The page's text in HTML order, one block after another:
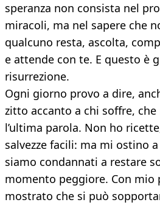
speranza non consista nel
miracoli, ma nel sapere che
qualcuno resta, ascolta,
e attende con te. E questo è
risurrezione.
Ogni giorno provo a dire,
zitto accanto a chi soffre,
l’ultima parola. Non ho
salvezze facili: ma mi ostino
siamo condannati a restare
momento peggiore. Con mio
mostrato che si può